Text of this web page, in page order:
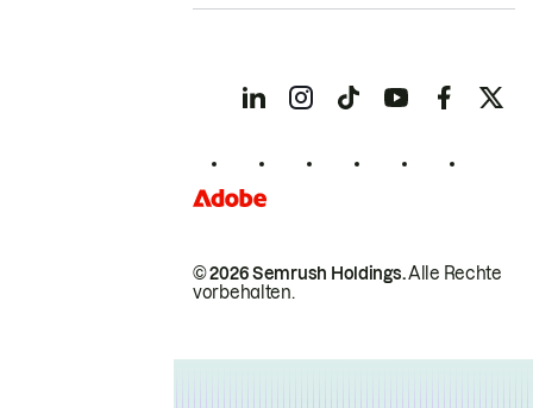
© 2026 Semrush Holdings.Alle Rechte
vorbehalten.